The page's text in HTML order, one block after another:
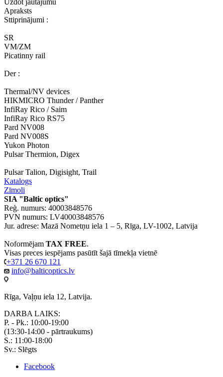
Apraksts
Sttiprinājumi :
SR
VM/ZM
Picatinny rail
Der :
Thermal/NV devices
HIKMICRO Thunder / Panther
InfiRay Rico / Saim
InfiRay Rico RS75
Pard NV008
Pard NV008S
Yukon Photon
Pulsar Thermion, Digex
Pulsar Talion, Digisight, Trail
Katalogs
Zīmoli
SIA "Baltic optics"
Reģ. numurs: 40003848576
PVN numurs: LV40003848576
Jur. adrese: Mazā Nometņu iela 1 – 5, Rīga, LV-1002, Latvija
Noformējam TAX FREE.
Visas preces iespējams pasūtīt šajā tīmekļa vietnē
+371 26 670 121
info@balticoptics.lv
Rīga, Vaļņu iela 12, Latvija.
DARBA LAIKS:
P. - Pk.: 10:00-19:00
(13:30-14:00 - pārtraukums)
S.: 11:00-18:00
Sv.: Slēgts
Facebook